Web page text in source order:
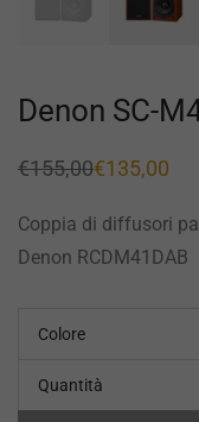
Denon SC-
€155,00
Il
era:
€135,00
Il
è:
Coppia di diffusori
Denon RCDM41DAB
Colore
Quantità